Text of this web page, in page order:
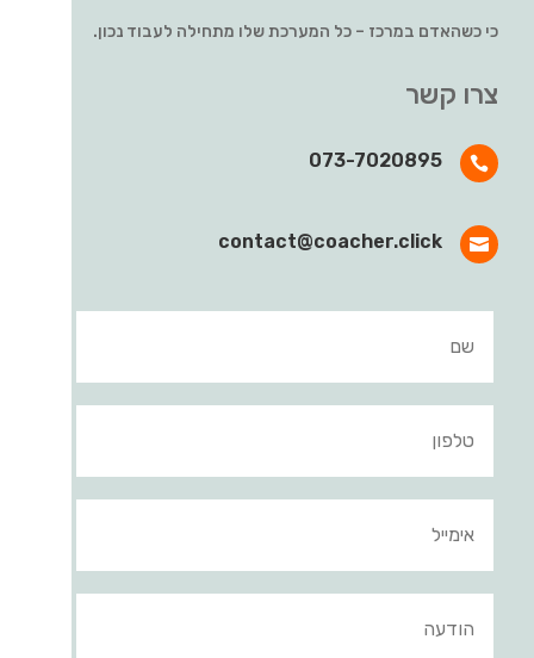
כי כשהאדם במרכז – כל המערכת שלו מתחילה לעבוד נכון.
צרו קשר

073-7020895

contact@coacher.click